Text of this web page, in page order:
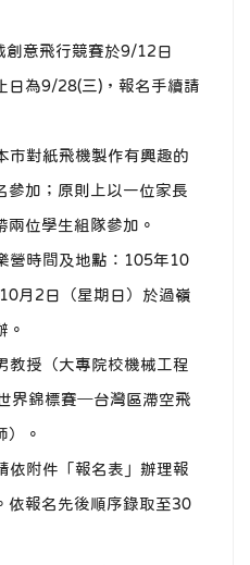
意飛行競賽於9/12日
日為9/28(三)，報名手續請
對紙飛機製作有興趣的
參加；原則上以一位家長
兩位學生組隊參加。
時間及地點：105年10
月2日（星期日）於過嶺
。
授（大專院校機械工程
界錦標賽─台灣區滯空飛
）。
附件「報名表」辦理報
依報名先後順序錄取至30